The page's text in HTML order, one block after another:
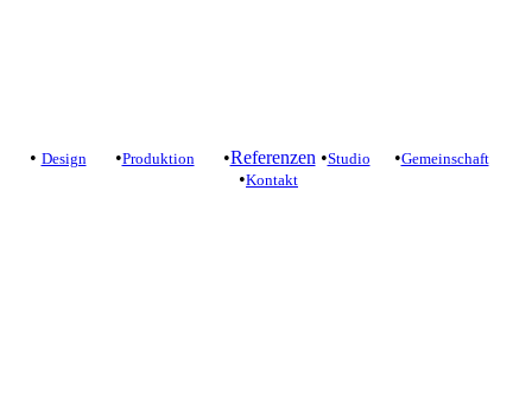
• Design •Produktion •Referenzen •Studio •Gemeinschaft
•Kontakt